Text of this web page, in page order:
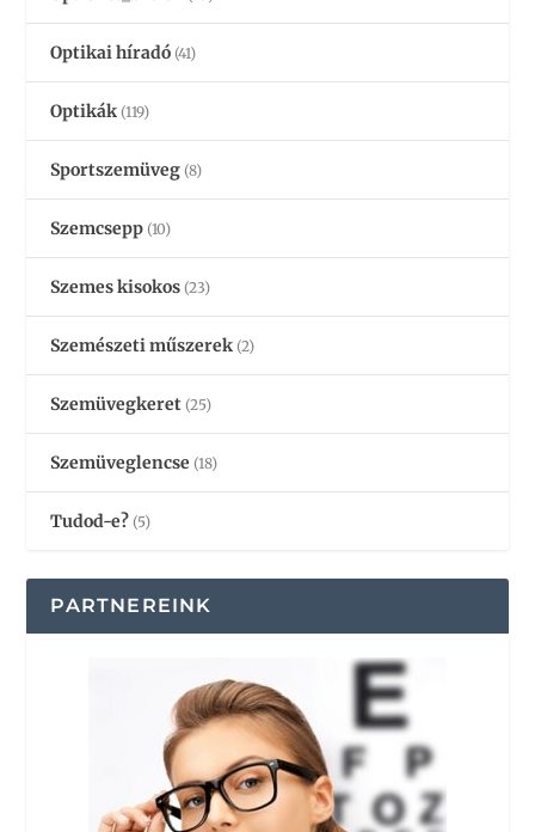
Optikai híradó (41)
Optikák (119)
Sportszemüveg (8)
Szemcsepp (10)
Szemes kisokos (23)
Szemészeti műszerek (2)
Szemüvegkeret (25)
Szemüveglencse (18)
Tudod-e? (5)
PARTNEREINK